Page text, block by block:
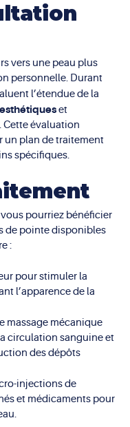
vers une peau plus
personnelle. Durant
l’étendue de la
et
évaluation
un plan de traitement
spécifiques.
pourriez bénéficier
de pointe disponibles
:
pour stimuler la
l’apparence de la
massage mécanique
circulation sanguine et
des dépôts
injections de
et médicaments pour